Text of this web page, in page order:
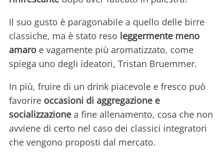
Il suo gusto è paragonabile a quello delle birre
classiche, ma è stato reso leggermente meno
amaro e vagamente più aromatizzato, come
spiega uno degli ideatori, Tristan Bruemmer.
In più, fruire di un drink piacevole e fresco può
favorire occasioni di aggregazione e
socializzazione a fine allenamento, cosa che non
avviene di certo nel caso dei classici integratori
che vengono proposti dal mercato.